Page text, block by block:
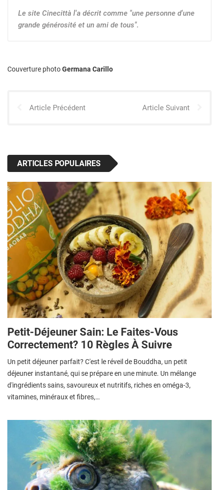
Le site Cinecittà l'a décrit comme "une personne d'une
grande générosité et un ami de tous".
Couverture photoGermana Carillo
Article Précédent Article Suivant
ARTICLES POPULAIRES
Petit-Déjeuner Sain: Le Faites-Vous
Correctement? 10 Règles À Suivre
Un petit déjeuner parfait? C'est le réveil de Bouddha, un petit
déjeuner instantané, qui se prépare en une minute. Un mélange
d'ingrédients sains, savoureux et nutritifs, riches en oméga-3,
vitamines, minéraux et fibres,…